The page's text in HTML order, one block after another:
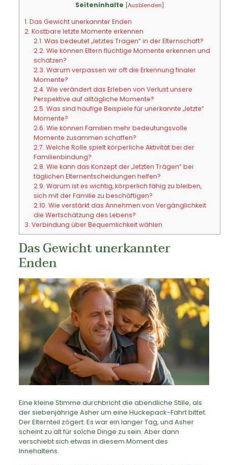
Seiteninhalte [Ausblenden]
1. Das Gewicht unerkannter Enden
2. Kostbare letzte Momente erkennen
2.1. Was bedeutet „letztes Tragen“ in der Elternschaft?
2.2. Wie können Eltern flüchtige Momente erkennen und
schätzen?
2.3. Warum verpassen wir oft die Erkennung finaler
Momente?
2.4. Wie verändert das Erleben von Verlust unsere
Perspektive auf alltägliche Momente?
2.5. Was sind häufige Beispiele für unerkannte „letzte“
Momente?
2.6. Wie können Familien mehr bedeutungsvolle
Momente zusammen schaffen?
2.7. Welche Rolle spielt körperliche Aktivität bei der
Familienbindung?
2.8. Wie kann das Konzept der „letzten Trägen“ bei
täglichen Elternentscheidungen helfen?
2.9. Warum ist es wichtig, körperlich fähig zu bleiben,
sich mit der Familie zu beschäftigen?
2.10. Wie verstärkt das Annehmen von Vergänglichkeit
die Wertschätzung des Lebens?
3. Verbindung über Bequemlichkeit wählen
Das Gewicht unerkannter
Enden
Eine kleine Stimme durchbricht die abendliche Stille, als
der siebenjährige Asher um eine Huckepack-Fahrt bittet.
Der Elternteil zögert. Es war ein langer Tag, und Asher
scheint zu alt für solche Dinge zu sein. Aber dann
verschiebt sich etwas in diesem Moment des
Innehaltens.